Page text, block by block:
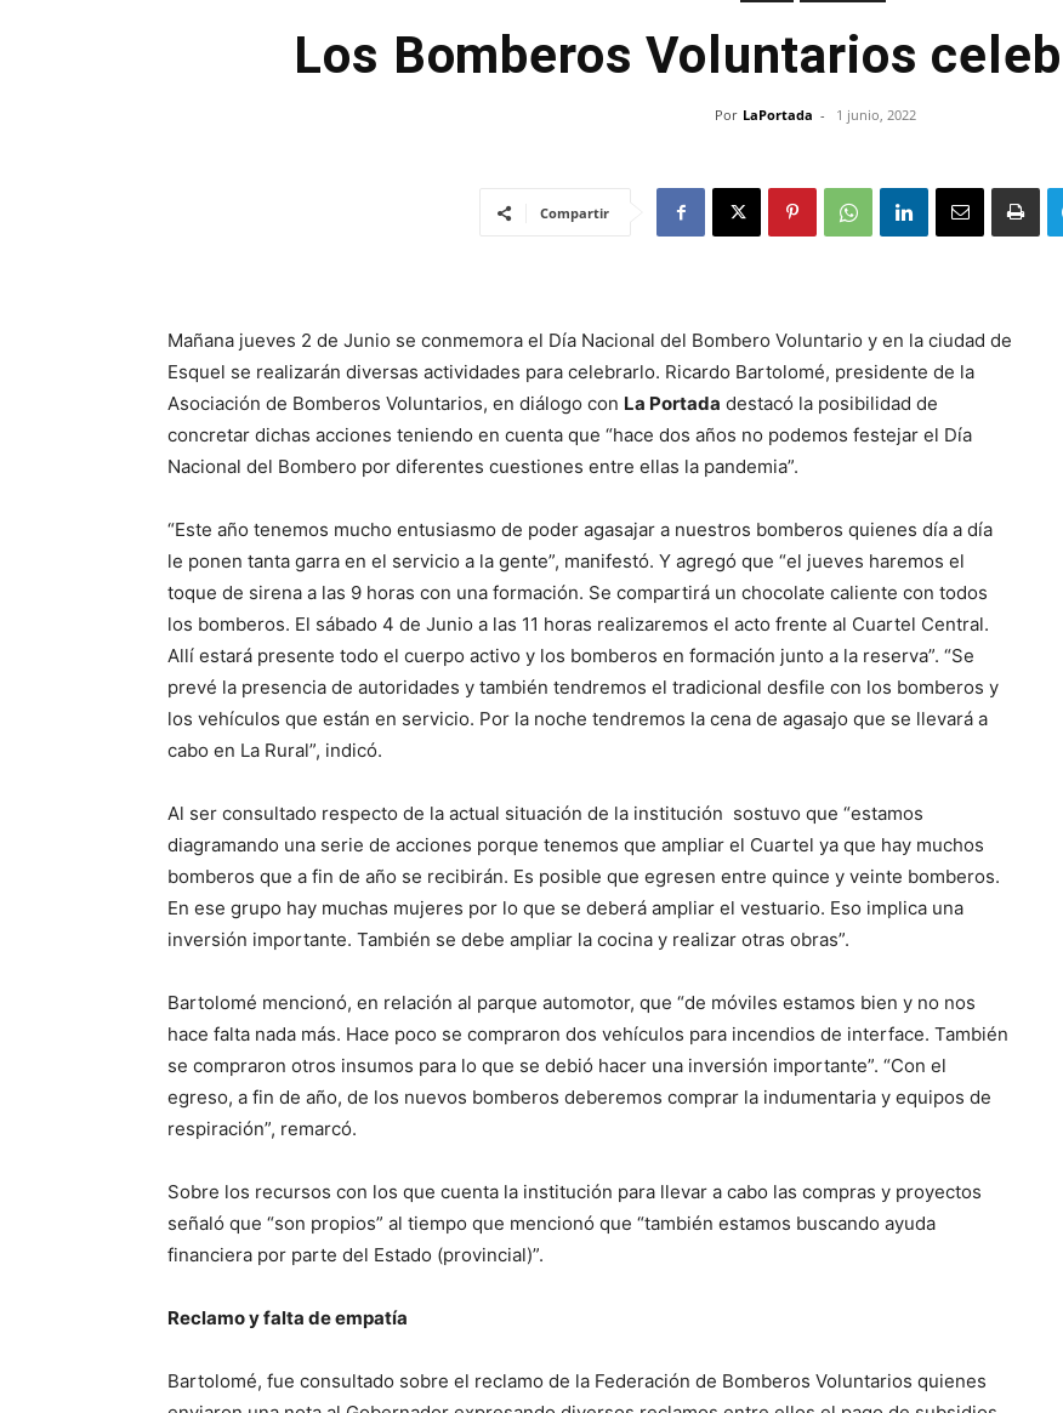
Los Bomberos Voluntarios
Por LaPortada - 1 junio, 2022
Compartir
Mañana jueves 2 de Junio se conmemora el Día Nacional del Bombero Voluntario y en la ciudad de
Esquel se realizarán diversas actividades para celebrarlo. Ricardo Bartolomé, presidente de la
Asociación de Bomberos Voluntarios, en diálogo con La Portada destacó la posibilidad de
concretar dichas acciones teniendo en cuenta que “hace dos años no podemos festejar el Día
Nacional del Bombero por diferentes cuestiones entre ellas la pandemia”.
“Este año tenemos mucho entusiasmo de poder agasajar a nuestros bomberos quienes día a día
le ponen tanta garra en el servicio a la gente”, manifestó. Y agregó que “el jueves haremos el
toque de sirena a las 9 horas con una formación. Se compartirá un chocolate caliente con todos
los bomberos. El sábado 4 de Junio a las 11 horas realizaremos el acto frente al Cuartel Central.
Allí estará presente todo el cuerpo activo y los bomberos en formación junto a la reserva”. “Se
prevé la presencia de autoridades y también tendremos el tradicional desfile con los bomberos y
los vehículos que están en servicio. Por la noche tendremos la cena de agasajo que se llevará a
cabo en La Rural”, indicó.
Al ser consultado respecto de la actual situación de la institución sostuvo que “estamos
diagramando una serie de acciones porque tenemos que ampliar el Cuartel ya que hay muchos
bomberos que a fin de año se recibirán. Es posible que egresen entre quince y veinte bomberos.
En ese grupo hay muchas mujeres por lo que se deberá ampliar el vestuario. Eso implica una
inversión importante. También se debe ampliar la cocina y realizar otras obras”.
Bartolomé mencionó, en relación al parque automotor, que “de móviles estamos bien y no nos
hace falta nada más. Hace poco se compraron dos vehículos para incendios de interface. También
se compraron otros insumos para lo que se debió hacer una inversión importante”. “Con el
egreso, a fin de año, de los nuevos bomberos deberemos comprar la indumentaria y equipos de
respiración”, remarcó.
Sobre los recursos con los que cuenta la institución para llevar a cabo las compras y proyectos
señaló que “son propios” al tiempo que mencionó que “también estamos buscando ayuda
financiera por parte del Estado (provincial)”.
Reclamo y falta de empatía
Bartolomé, fue consultado sobre el reclamo de la Federación de Bomberos Voluntarios quienes